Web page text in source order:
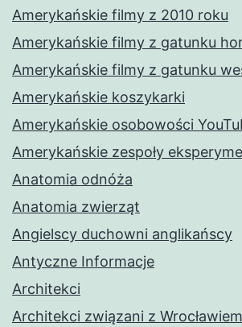
Amerykańskie filmy z 2010 roku
Amerykańskie filmy z gatunku
Amerykańskie filmy z gatunku
Amerykańskie koszykarki
Amerykańskie osobowości
Amerykańskie zespoły
Anatomia odnóża
Anatomia zwierząt
Angielscy duchowni anglikańscy
Antyczne Informacje
Architekci
Architekci związani z